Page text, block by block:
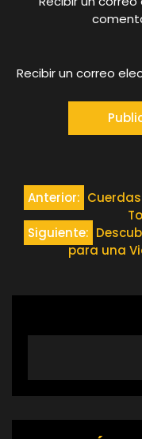
Recibir un correo
Navegación
de
entradas
Anterior:
Siguiente:
para una